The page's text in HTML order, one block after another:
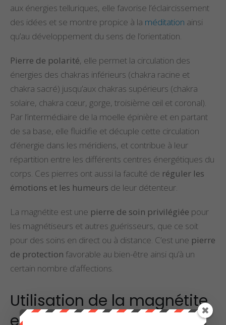
aux énergies telluriques, elle favorise l’éclaircissement
des idées et se montre propice à la méditation ainsi
qu’au développement du sens de l’orientation.
Pierre de polarité, elle permet la circulation des
énergies des chakras inférieurs (chakra racine et
chakra sacré) jusqu’aux chakras supérieurs (chakra
solaire, chakra cœur, gorge, troisième œil et coronal).
Par l’intermédiaire de la moelle épinière et en partant
de sa base, elle fluidifie et décuple cette circulation
d’énergie dans les méridiens, et contribue à leur
répartition entre les différents centres énergétiques du
corps. Ces pierres ont aussi la faculté de réguler les
émotions et les humeurs de leur détenteur.
La magnétite est une pierre de soin privilégiée pour
les magnétiseurs et autres guérisseurs, que ce soit
pour des soins en direct ou à distance. C’est une pierre
de protection favorable au bien-être ainsi qu’à un
certain nombre d’affections.
Utilisation de la magnétite